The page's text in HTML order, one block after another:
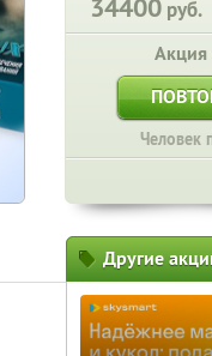
34400 руб.
Акция
Человек
Другие